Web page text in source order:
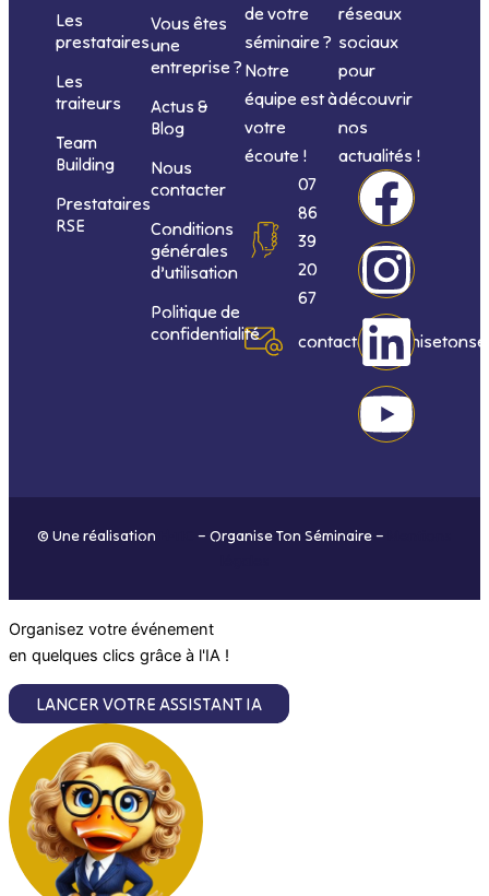
Les
prestataires
Les
traiteurs
Team
Building
Prestataires
RSE
Vous êtes
une
entreprise ?
Actus &
Blog
Nous
contacter
Conditions
générales
d’utilisation
Politique de
confidentialité
de votre
séminaire ?
Notre
équipe est à
votre
écoute !
07
86
39
20
67
réseaux
sociaux
pour
découvrir
nos
actualités !
F
a
c
e
b
I
n
s
t
a
L
i
n
k
e
Y
o
u
t
u
© Une réalisation – Organise Ton Séminaire –
Organisez votre événement
en quelques clics grâce à l'IA !
LANCER VOTRE ASSISTANT IA